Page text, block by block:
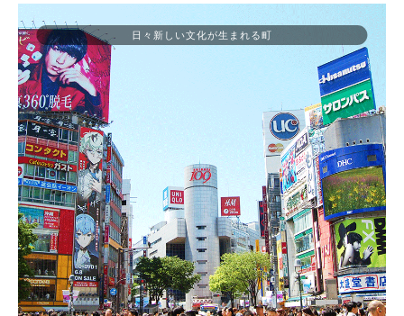
日々新しい文化が生まれる町